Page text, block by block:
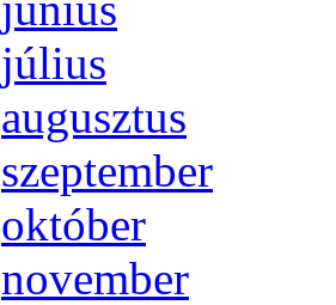
jú­li­us
au­gusz­tus
szep­tem­ber
ok­tó­ber
no­vem­ber